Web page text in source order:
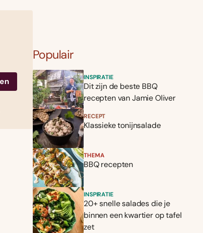
Populair
INSPIRATIE
Dit zijn de beste BBQ
recepten van Jamie Oliver
RECEPT
Klassieke tonijnsalade
THEMA
BBQ recepten
INSPIRATIE
20+ snelle salades die je
binnen een kwartier op tafel
zet